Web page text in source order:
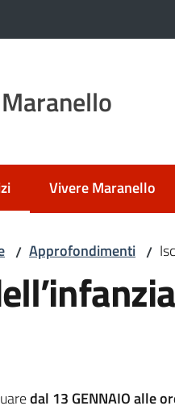
selezionatoVivere Maranello
/ Approfondimenti /
dal 13 GENNAIO alle